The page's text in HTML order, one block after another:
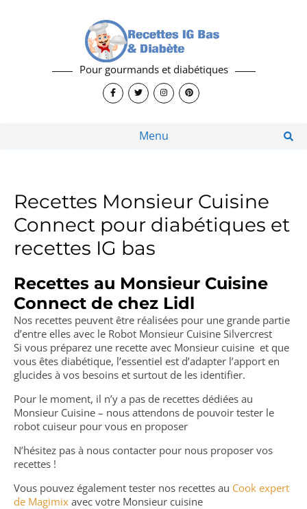
Pour gourmands et diabétiques
Menu
Recettes Monsieur Cuisine
Connect pour diabétiques et
recettes IG bas
Recettes au Monsieur Cuisine
Connect de chez Lidl
Nos recettes peuvent être réalisées pour une grande partie
d’entre elles avec le Robot Monsieur Cuisine Silvercrest
Si vous préparez une recette avec Monsieur cuisine et que
vous êtes diabétique, l’essentiel est d’adapter l’apport en
glucides à vos besoins et surtout de les identifier.
Pour le moment, il n’y a pas de recettes dédiées au
Monsieur Cuisine – nous attendons de pouvoir tester le
robot cuiseur pour vous en proposer
N’hésitez pas à nous contacter pour nous proposer vos
recettes !
Vous pouvez également tester nos recettes au Cook expert
de Magimix avec votre Monsieur cuisine